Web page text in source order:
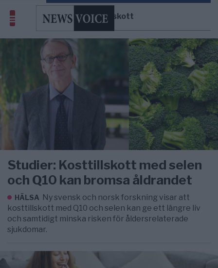
Kosttillskott
Studier: Kosttillskott med selen
och Q10 kan bromsa åldrandet
HÄLSA Ny svensk och norsk forskning visar att
kosttillskott med Q10 och selen kan ge ett längre liv
och samtidigt minska risken för åldersrelaterade
sjukdomar.